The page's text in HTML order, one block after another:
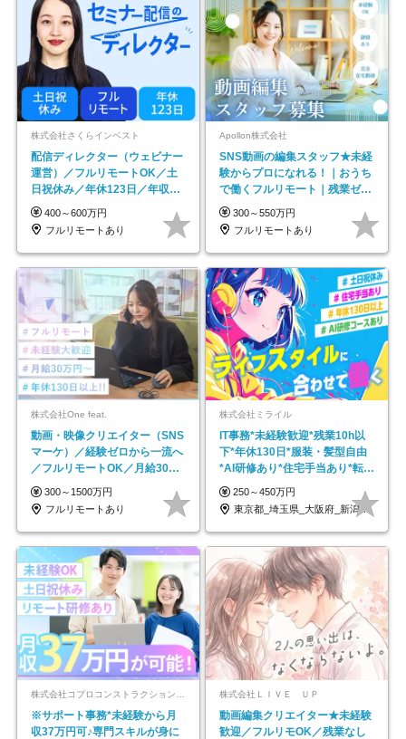
株式会社さくらインベスト
配信ディレクター（ウェビナー
運営）／フルリモートOK／土
日祝休み／年休123日／年収
600万円可
400～600万円
フルリモートあり
Apollon株式会社
SNS動画の編集スタッフ★未経
験からプロになれる！｜おうち
で働くフルリモート｜残業ゼロ
で18時退勤◎
300～550万円
フルリモートあり
株式会社One feat.
動画・映像クリエイター（SNS
マーケ）／経験ゼロから一流へ
／フルリモートOK／月給30万
円～／年休130日以上
300～1500万円
フルリモートあり
株式会社ミライル
IT事務*未経験歓迎*残業10h以
下*年休130日*服装・髪型自由
*AI研修あり*住宅手当あり*転勤
なし
250～450万円
東京都_埼玉県_大阪府_新潟県_福岡県
※サポート事務*未経験から月
収37万円可♪専門スキルが身に
株式会社ＬＩＶＥ ＵＰ
動画編集クリエイター★未経験
歓迎／フルリモOK／残業なし